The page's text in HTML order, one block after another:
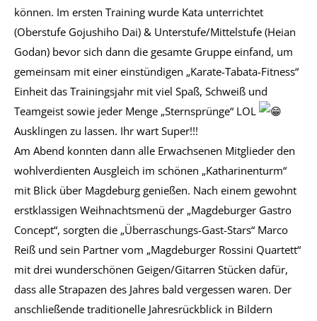
können. Im ersten Training wurde Kata unterrichtet
(Oberstufe Gojushiho Dai) & Unterstufe/Mittelstufe (Heian
Godan) bevor sich dann die gesamte Gruppe einfand, um
gemeinsam mit einer einstündigen „Karate-Tabata-Fitness“
Einheit das Trainingsjahr mit viel Spaß, Schweiß und
Teamgeist sowie jeder Menge „Sternsprünge“ LOL
Ausklingen zu lassen. Ihr wart Super!!!
Am Abend konnten dann alle Erwachsenen Mitglieder den
wohlverdienten Ausgleich im schönen „Katharinenturm“
mit Blick über Magdeburg genießen. Nach einem gewohnt
erstklassigen Weihnachtsmenü der „Magdeburger Gastro
Concept“, sorgten die „Überraschungs-Gast-Stars“ Marco
Reiß und sein Partner vom „Magdeburger Rossini Quartett“
mit drei wunderschönen Geigen/Gitarren Stücken dafür,
dass alle Strapazen des Jahres bald vergessen waren. Der
anschließende traditionelle Jahresrückblick in Bildern